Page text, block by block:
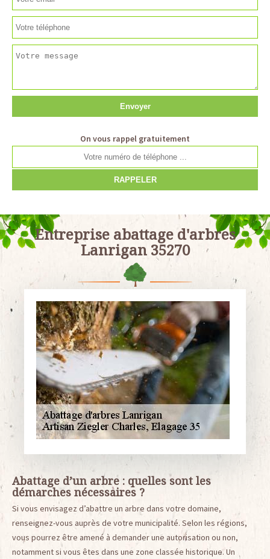
On vous rappel gratuitement
Entreprise abattage d'arbres
Lanrigan 35270
Abattage d’un arbre : quelles sont les
démarches nécessaires ?
Si vous envisagez d’abattre un arbre dans votre domaine,
renseignez-vous auprès de votre municipalité. Selon les régions,
vous pourrez être amené à demander une autorisation ou non,
notamment si vous êtes dans une zone classée historique. Un